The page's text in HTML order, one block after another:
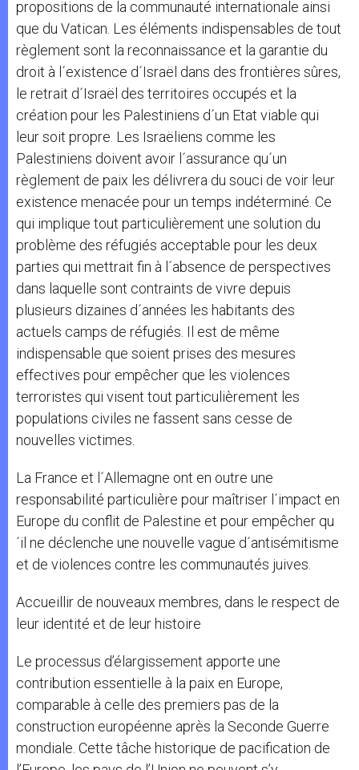
propositions de la communauté internationale ainsi
que du Vatican. Les éléments indispensables de tout
règlement sont la reconnaissance et la garantie du
droit à l´existence d´Israël dans des frontières sûres,
le retrait d´Israël des territoires occupés et la
création pour les Palestiniens d´un Etat viable qui
leur soit propre. Les Israëliens comme les
Palestiniens doivent avoir l´assurance qu´un
règlement de paix les délivrera du souci de voir leur
existence menacée pour un temps indéterminé. Ce
qui implique tout particulièrement une solution du
problème des réfugiés acceptable pour les deux
parties qui mettrait fin à l´absence de perspectives
dans laquelle sont contraints de vivre depuis
plusieurs dizaines d´années les habitants des
actuels camps de réfugiés. Il est de même
indispensable que soient prises des mesures
effectives pour empêcher que les violences
terroristes qui visent tout particulièrement les
populations civiles ne fassent sans cesse de
nouvelles victimes.
La France et l´Allemagne ont en outre une
responsabilité particulière pour maîtriser l´impact en
Europe du conflit de Palestine et pour empêcher qu
´il ne déclenche une nouvelle vague d´antisémitisme
et de violences contre les communautés juives.
Accueillir de nouveaux membres, dans le respect de
leur identité et de leur histoire
Le processus d’élargissement apporte une
contribution essentielle à la paix en Europe,
comparable à celle des premiers pas de la
construction européenne après la Seconde Guerre
mondiale. Cette tâche historique de pacification de